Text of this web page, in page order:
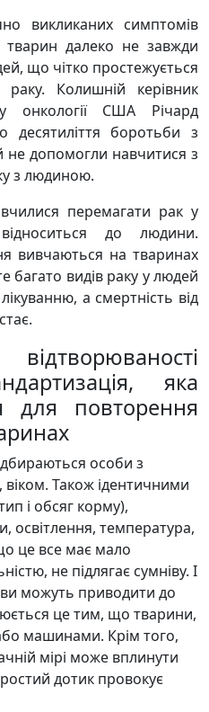
викликаних симптомів
далеко не завжди
що чітко простежується
Колишній керівник
онкології США Річард
десятиліття боротьби з
допомогли навчитися з
з людиною.
перемагати рак у
до людини.
вивчаються на тваринах
багато видів раку у людей
а смертність від
яка
для повторення
особи з
Також ідентичними
і обсяг корму),
освітлення, температура,
це все має мало
не підлягає сумніву. І
можуть приводити до
це тим, що тварини,
машинами. Крім того,
мірі може вплинути
дотик провокує